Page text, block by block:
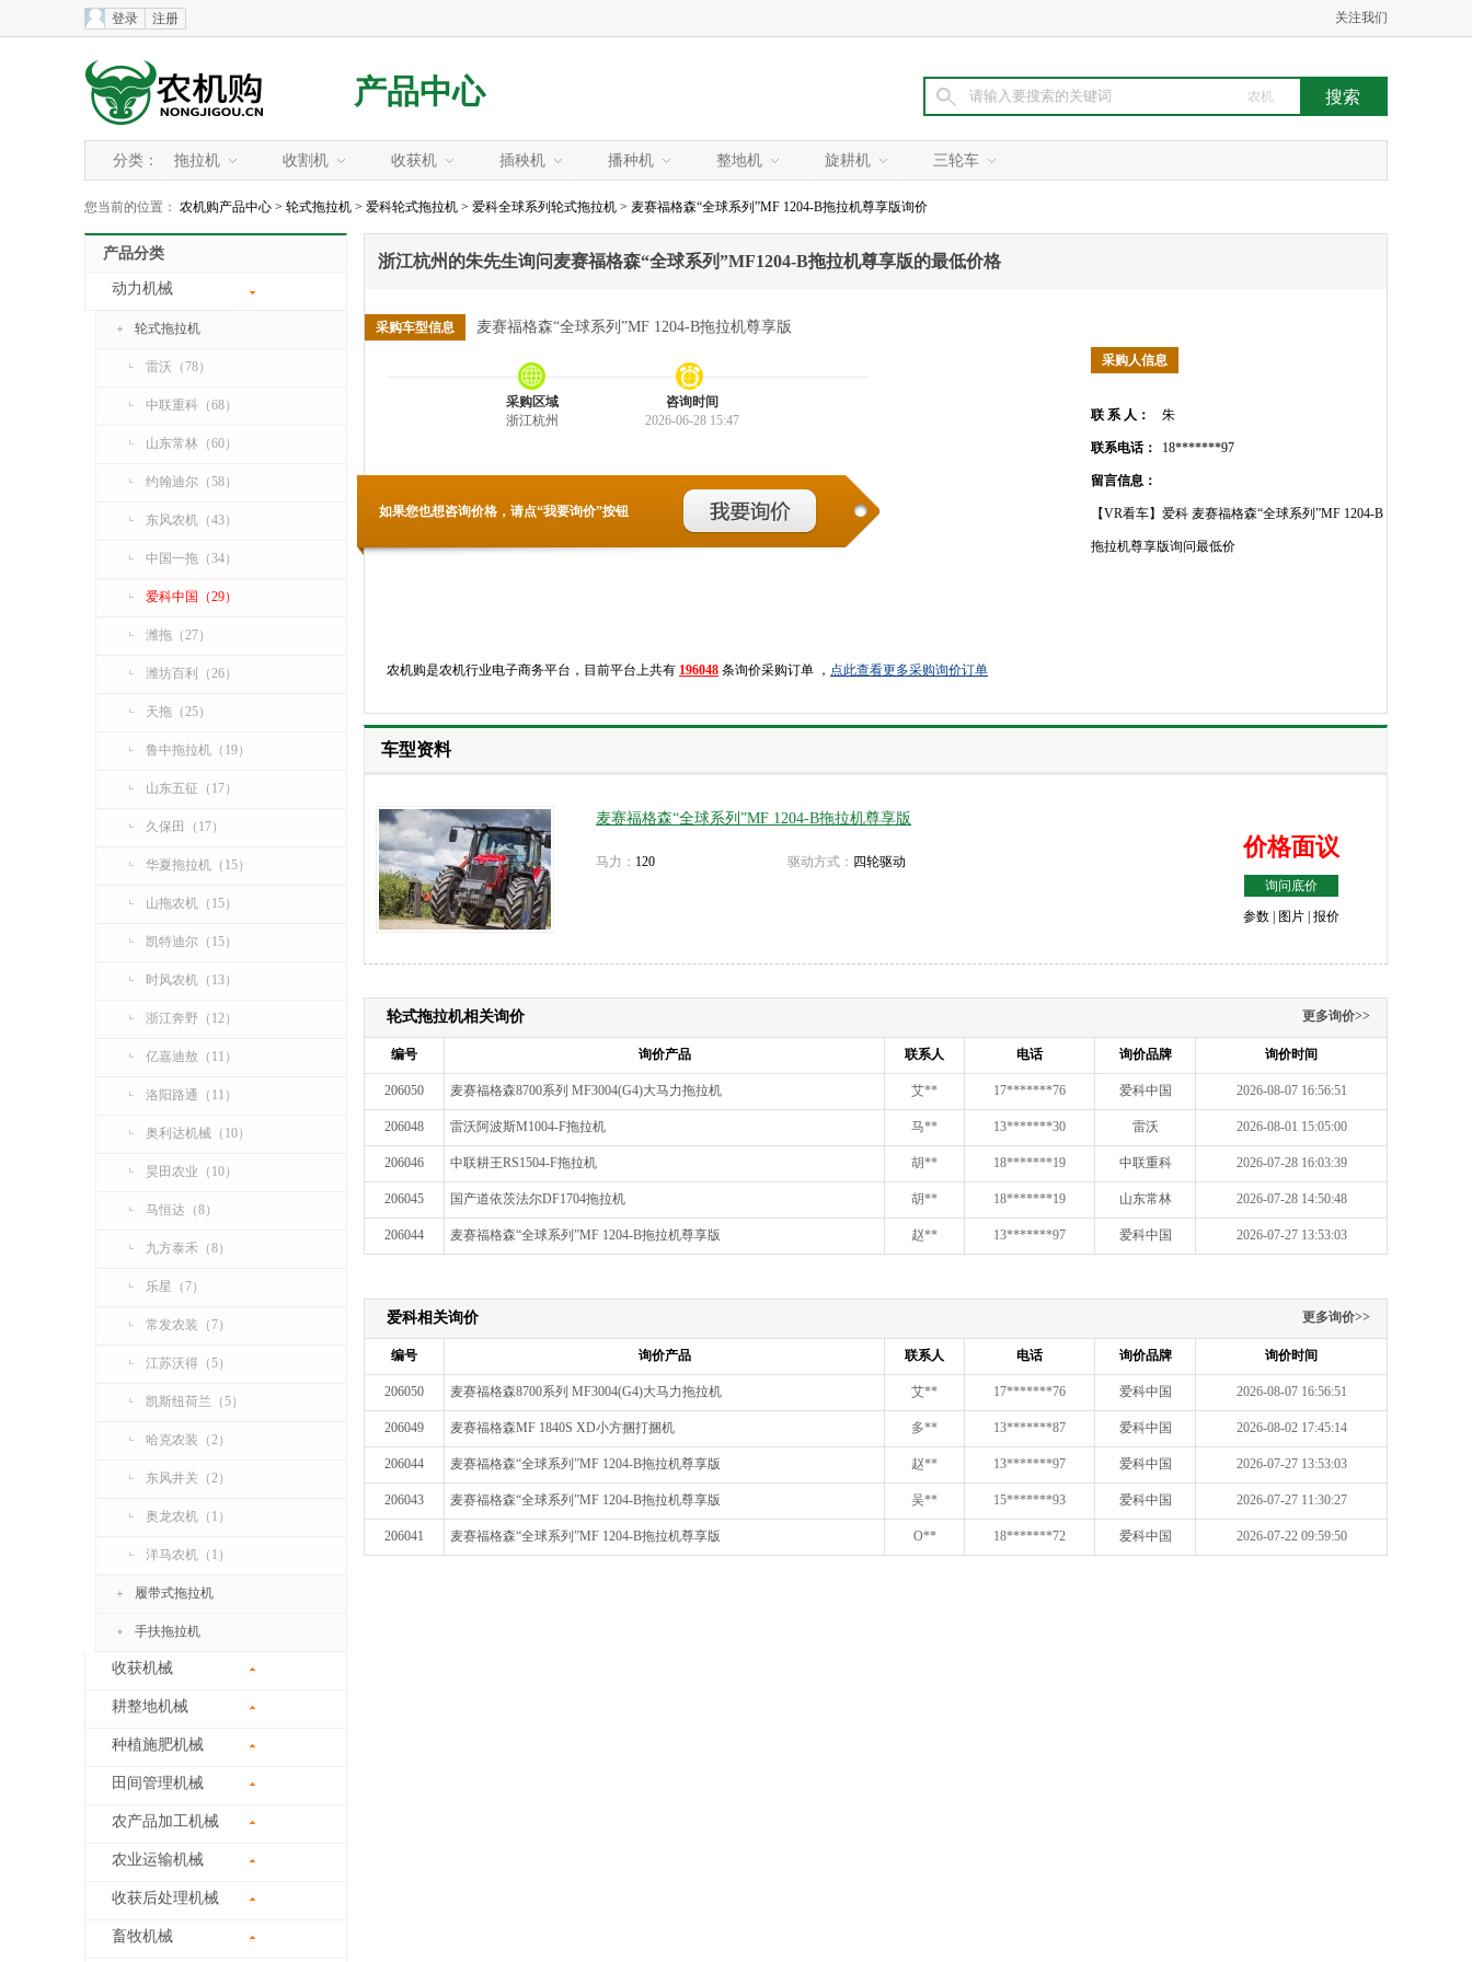
登录 注册 关注我们
产品中心 农机
分类： 拖拉机 收割机 收获机 插秧机 播种机 整地机 旋耕机 三轮车
您当前的位置： 农机购产品中心 > 轮式拖拉机 > 爱科轮式拖拉机 > 爱科全球系列轮式拖拉机 > 麦赛福格森“全球系列”MF 1204-B拖拉机尊享版询价
产品分类
动力机械
轮式拖拉机
雷沃（78）
中联重科（68）
山东常林（60）
约翰迪尔（58）
东风农机（43）
中国一拖（34）
爱科中国（29）
潍拖（27）
潍坊百利（26）
天拖（25）
鲁中拖拉机（19）
山东五征（17）
久保田（17）
华夏拖拉机（15）
山拖农机（15）
凯特迪尔（15）
时风农机（13）
浙江奔野（12）
亿嘉迪敖（11）
洛阳路通（11）
奥利达机械（10）
昊田农业（10）
马恒达（8）
九方泰禾（8）
乐星（7）
常发农装（7）
江苏沃得（5）
凯斯纽荷兰（5）
哈克农装（2）
东风井关（2）
奥龙农机（1）
洋马农机（1）
履带式拖拉机
手扶拖拉机
收获机械
耕整地机械
种植施肥机械
田间管理机械
农产品加工机械
农业运输机械
收获后处理机械
畜牧机械
浙江杭州的朱先生询问麦赛福格森“全球系列”MF1204-B拖拉机尊享版的最低价格
采购车型信息 麦赛福格森“全球系列”MF 1204-B拖拉机尊享版
采购区域
浙江杭州
咨询时间
2026-06-28 15:47
采购人信息
联 系 人： 朱
联系电话： 18*******97
留言信息：
【VR看车】爱科 麦赛福格森“全球系列”MF 1204-B
拖拉机尊享版询问最低价
农机购是农机行业电子商务平台，目前平台上共有 196048 条询价采购订单 ， 点此查看更多采购询价订单
如果您也想咨询价格，请点“我要询价”按钮
车型资料
麦赛福格森“全球系列”MF 1204-B拖拉机尊享版
马力： 120 驱动方式： 四轮驱动
价格面议
询问底价
参数
图片 报价
更多询价>>
轮式拖拉机相关询价
编号 询价产品 联系人 电话 询价品牌 询价时间
206050 麦赛福格森8700系列 MF3004(G4)大马力拖拉机 艾** 17*******76 爱科中国 2026-08-07 16:56:51
206048 雷沃阿波斯M1004-F拖拉机 马** 13*******30 雷沃 2026-08-01 15:05:00
206046 中联耕王RS1504-F拖拉机 胡** 18*******19 中联重科 2026-07-28 16:03:39
206045 国产道依茨法尔DF1704拖拉机 胡** 18*******19 山东常林 2026-07-28 14:50:48
206044 麦赛福格森“全球系列”MF 1204-B拖拉机尊享版 赵** 13*******97 爱科中国 2026-07-27 13:53:03
更多询价>>
爱科相关询价
编号 询价产品 联系人 电话 询价品牌 询价时间
206050 麦赛福格森8700系列 MF3004(G4)大马力拖拉机 艾** 17*******76 爱科中国 2026-08-07 16:56:51
206049 麦赛福格森MF 1840S XD小方捆打捆机 多** 13*******87 爱科中国 2026-08-02 17:45:14
206044 麦赛福格森“全球系列”MF 1204-B拖拉机尊享版 赵** 13*******97 爱科中国 2026-07-27 13:53:03
206043 麦赛福格森“全球系列”MF 1204-B拖拉机尊享版 吴** 15*******93 爱科中国 2026-07-27 11:30:27
206041 麦赛福格森“全球系列”MF 1204-B拖拉机尊享版 O** 18*******72 爱科中国 2026-07-22 09:59:50